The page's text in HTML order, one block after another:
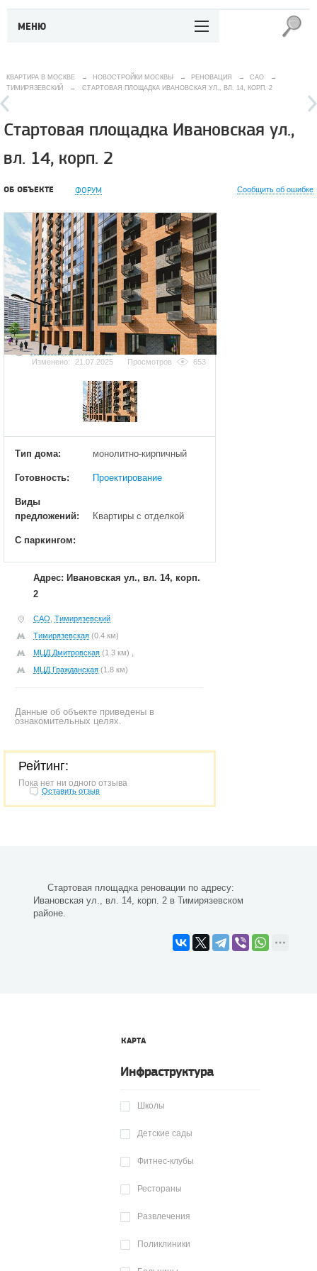
МЕНЮ
КВАРТИРА В МОСКВЕ → НОВОСТРОЙКИ МОСКВЫ → РЕНОВАЦИЯ → САО
→
ТИМИРЯЗЕВСКИЙ
→ СТАРТОВАЯ ПЛОЩАДКА ИВАНОВСКАЯ УЛ., ВЛ. 14, КОРП. 2
Стартовая площадка Ивановская ул.,
вл. 14, корп. 2
ОБ ОБЪЕКТЕ ФОРУМ Сообщить об ошибке
Добавить фотографию
Изменено:
21.07.2025 Просмотров 653
Тип дома: монолитно-кирпичный
Готовность: Проектирование
Виды
предложений:
Квартиры с отделкой
С паркингом:
Адрес: Ивановская ул., вл. 14, корп.
2
САО Тимирязевский
Тимирязевская (0.4 км)
МЦД Дмитровская (1.3 км) ,
МЦД Гражданская (1.8 км)
Данные об объекте приведены в
ознакомительных целях.
Рейтинг:
Пока нет ни одного отзыва
Оставить отзыв
Стартовая площадка реновации по адресу:
Ивановская ул., вл. 14, корп. 2 в Тимирязевском
районе.
КАРТА
Инфраструктура
Школы
Детские сады
Фитнес-клубы
Рестораны
Развлечения
Поликлиники